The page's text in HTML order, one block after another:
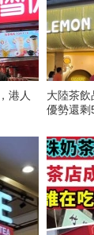
港人
大陸茶
優勢還剩